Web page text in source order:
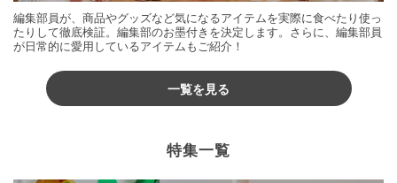
編集部員が、商品やグッズなど気になるアイテムを実際に食べたり使っ
たりして徹底検証。編集部のお墨付きを決定します。さらに、編集部員
が日常的に愛用しているアイテムもご紹介！
一覧を見る
特集一覧